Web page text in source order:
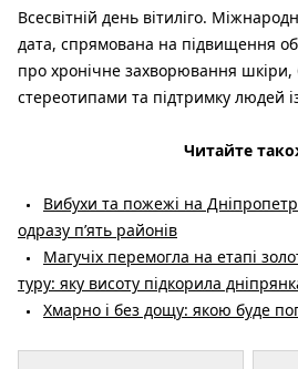
Всесвітній день вітиліго.
дата, спрямована на підвищення
про хронічне захворювання шкіри,
стереотипами та підтримку людей
Читайте
Вибухи та пожежі на
одразу пʼять районів
Магучіх перемогла на етапі
туру: яку висоту підкорила
Хмарно і без дощу: якою буде